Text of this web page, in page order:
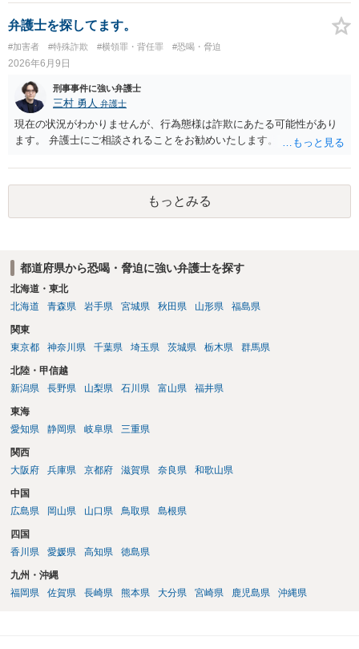
弁護士を探してます。
#加害者 #特殊詐欺 #横領罪・背任罪 #恐喝・脅迫
2026年6月9日
刑事事件に強い弁護士
三村 勇人 弁護士
現在の状況がわかりませんが、行為態様は詐欺にあたる可能性があり
ます。 弁護士にご相談されることをお勧めいたします。
もっとみる
都道府県から恐喝・脅迫に強い弁護士を探す
北海道・東北
北海道
青森県 岩手県 宮城県 秋田県 山形県 福島県
関東
東京都
神奈川県 千葉県 埼玉県 茨城県 栃木県 群馬県
北陸・甲信越
新潟県
長野県 山梨県 石川県 富山県 福井県
東海
愛知県
静岡県 岐阜県 三重県
関西
大阪府
兵庫県 京都府 滋賀県 奈良県 和歌山県
中国
広島県
岡山県 山口県 鳥取県 島根県
四国
香川県
愛媛県 高知県 徳島県
九州・沖縄
福岡県
佐賀県 長崎県 熊本県 大分県 宮崎県 鹿児島県 沖縄県